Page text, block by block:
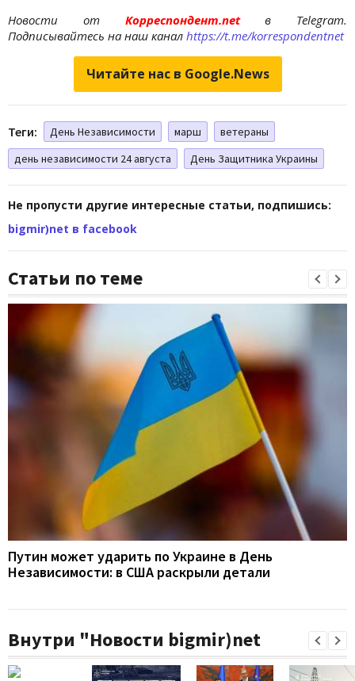
Новости отКорреспондент.netв Telegram.
Подписывайтесь на наш канал https://t.me/korrespondentnet
Читайте нас в Google.News
Теги: День Независимости марш
ветераны
день независимости 24 августа
День Защитника Украины
Не пропусти другие интересные статьи, подпишись:
bigmir)net в facebook
Статьи по теме
Путин может ударить по Украине в День
Независимости: в США раскрыли детали
Внутри "Новости bigmir)net